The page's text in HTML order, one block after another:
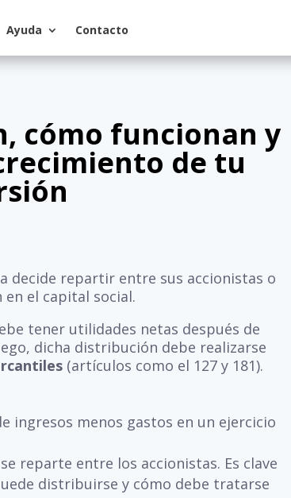
Ayuda Contacto
cómo funcionan y
de tu
decide repartir entre sus accionistas o
el capital social.
tener utilidades netas después de
dicha distribución debe realizarse
(artículos como el 127 y 181).
ingresos menos gastos en un ejercicio
reparte entre los accionistas. Es clave
distribuirse y cómo debe tratarse